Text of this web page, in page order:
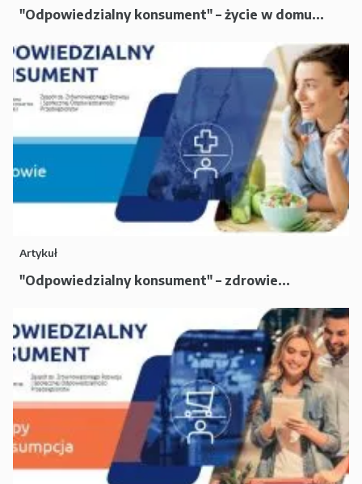
"Odpowiedzialny konsument" – życie w domu...
Artykuł
"Odpowiedzialny konsument" – zdrowie...